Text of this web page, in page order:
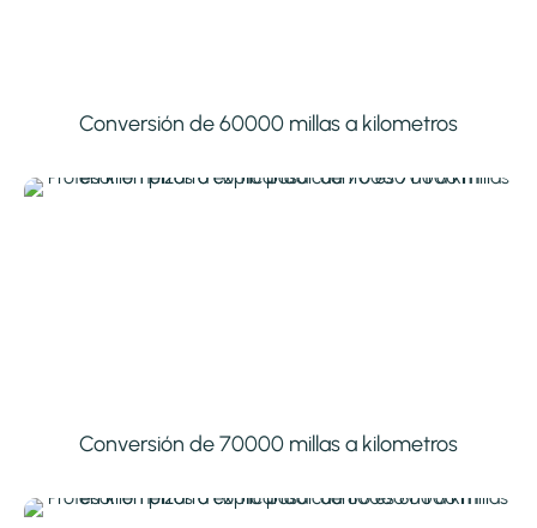
Conversión de 60000 millas a kilometros
Conversión de 70000 millas a kilometros